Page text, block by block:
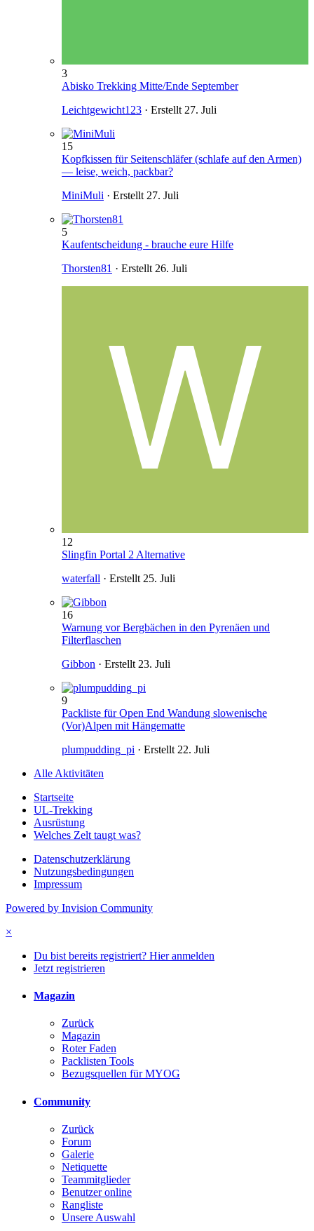
3
Abisko Trekking Mitte/Ende September
Leichtgewicht123 · Erstellt 27. Juli
15
Kopfkissen für Seitenschläfer (schlafe auf den Armen)
— leise, weich, packbar?
MiniMuli · Erstellt 27. Juli
5
Kaufentscheidung - brauche eure Hilfe
Thorsten81 · Erstellt 26. Juli
12
Slingfin Portal 2 Alternative
waterfall · Erstellt 25. Juli
16
Warnung vor Bergbächen in den Pyrenäen und
Filterflaschen
Gibbon · Erstellt 23. Juli
9
Packliste für Open End Wandung slowenische
(Vor)Alpen mit Hängematte
plumpudding_pi · Erstellt 22. Juli
Alle Aktivitäten
Startseite
UL-Trekking
Ausrüstung
Welches Zelt taugt was?
Datenschutzerklärung
Nutzungsbedingungen
Impressum
Powered by Invision Community
×
Du bist bereits registriert? Hier anmelden
Jetzt registrieren
Magazin
Zurück
Magazin
Roter Faden
Packlisten Tools
Bezugsquellen für MYOG
Community
Zurück
Forum
Galerie
Netiquette
Teammitglieder
Benutzer online
Rangliste
Unsere Auswahl